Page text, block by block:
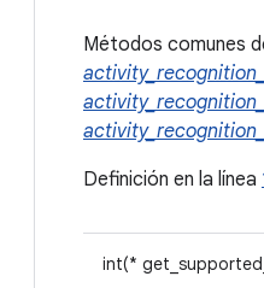
Métodos comunes
Definición en la línea
int(*